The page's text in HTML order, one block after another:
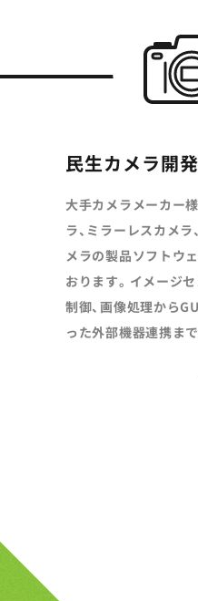
民生カメラ開発
大手カメラメーカー
ラ、ミラーレスカメラ
メラの製品ソフトウ
おります。イメージ
制御、画像処理から
った外部機器連携ま